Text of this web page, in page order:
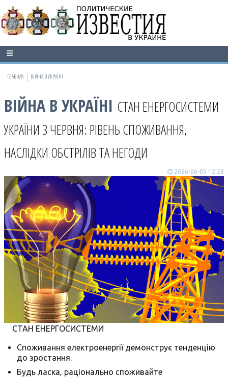
ГЛАВНАЯ ВІЙНА В УКРАЇНІ
ВІЙНА В УКРАЇНІ СТАН ЕНЕРГОСИСТЕМИ
УКРАЇНИ 3 ЧЕРВНЯ: РІВЕНЬ СПОЖИВАННЯ,
НАСЛІДКИ ОБСТРІЛІВ ТА НЕГОДИ
2026-06-03 12:28
СТАН ЕНЕРГОСИСТЕМИ
Споживання електроенергії демонструє тенденцію
до зростання.
Будь ласка, раціонально споживайте